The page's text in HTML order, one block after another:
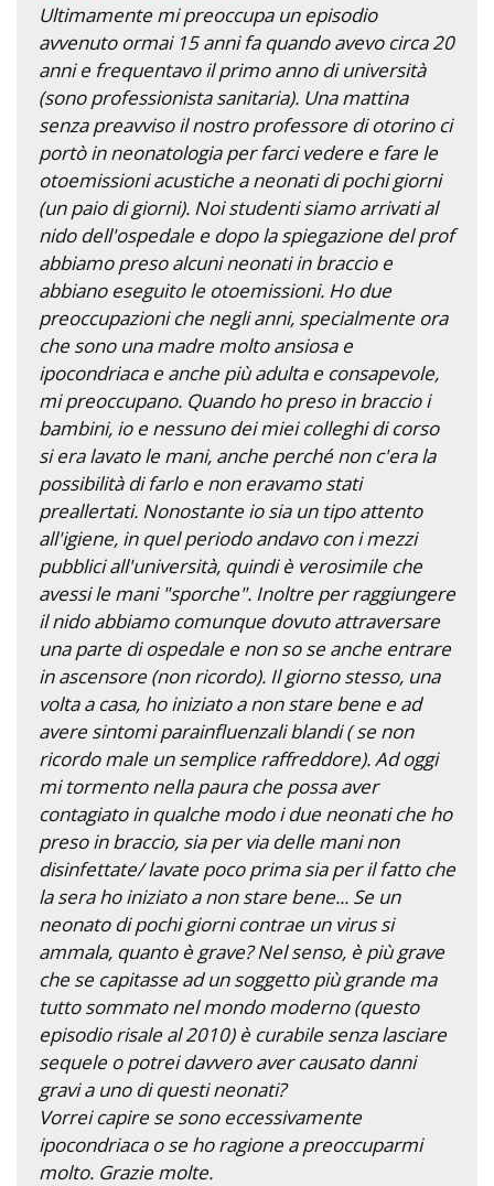
Ultimamente mi preoccupa un episodio
avvenuto ormai 15 anni fa quando avevo circa 20
anni e frequentavo il primo anno di università
(sono professionista sanitaria). Una mattina
senza preavviso il nostro professore di otorino ci
portò in neonatologia per farci vedere e fare le
otoemissioni acustiche a neonati di pochi giorni
(un paio di giorni). Noi studenti siamo arrivati al
nido dell'ospedale e dopo la spiegazione del prof
abbiamo preso alcuni neonati in braccio e
abbiano eseguito le otoemissioni. Ho due
preoccupazioni che negli anni, specialmente ora
che sono una madre molto ansiosa e
ipocondriaca e anche più adulta e consapevole,
mi preoccupano. Quando ho preso in braccio i
bambini, io e nessuno dei miei colleghi di corso
si era lavato le mani, anche perché non c'era la
possibilità di farlo e non eravamo stati
preallertati. Nonostante io sia un tipo attento
all'igiene, in quel periodo andavo con i mezzi
pubblici all'università, quindi è verosimile che
avessi le mani "sporche". Inoltre per raggiungere
il nido abbiamo comunque dovuto attraversare
una parte di ospedale e non so se anche entrare
in ascensore (non ricordo). Il giorno stesso, una
volta a casa, ho iniziato a non stare bene e ad
avere sintomi parainfluenzali blandi ( se non
ricordo male un semplice raffreddore). Ad oggi
mi tormento nella paura che possa aver
contagiato in qualche modo i due neonati che ho
preso in braccio, sia per via delle mani non
disinfettate/ lavate poco prima sia per il fatto che
la sera ho iniziato a non stare bene... Se un
neonato di pochi giorni contrae un virus si
ammala, quanto è grave? Nel senso, è più grave
che se capitasse ad un soggetto più grande ma
tutto sommato nel mondo moderno (questo
episodio risale al 2010) è curabile senza lasciare
sequele o potrei davvero aver causato danni
gravi a uno di questi neonati?
Vorrei capire se sono eccessivamente
ipocondriaca o se ho ragione a preoccuparmi
molto. Grazie molte.